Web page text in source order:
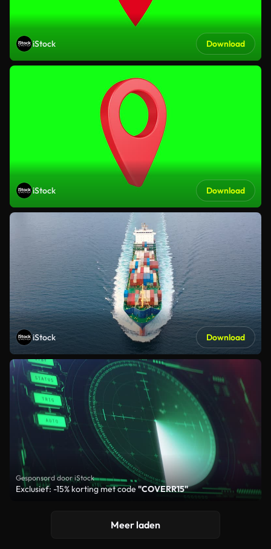
iStock Download
iStock Download
iStock Download
Gesponsord door iStock
Exclusief: -15% korting met code "COVERR15"
Meer laden